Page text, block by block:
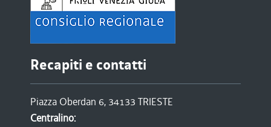
Recapiti e contatti
Piazza Oberdan 6, 34133 TRIESTE
Centralino: